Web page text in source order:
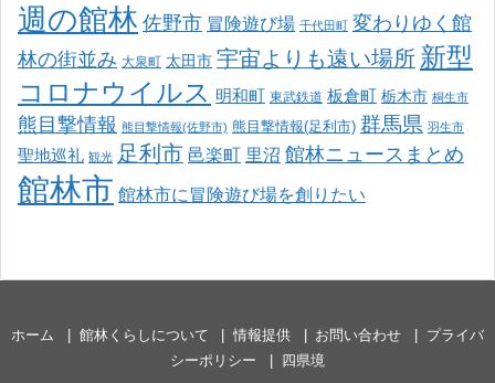
週の館林 佐野市 冒険遊び場 千代田町 変わりゆく館
林の街並み 大泉町 太田市 宇宙よりも遠い場所 新型
コロナウイルス 明和町 東武鉄道 板倉町 栃木市 桐生市
熊目撃情報 熊目撃情報(佐野市) 熊目撃情報(足利市) 群馬県 羽生市
聖地巡礼 観光 足利市 邑楽町 里沼 館林ニュースまとめ
館林市 館林市に冒険遊び場を創りたい
ホーム 館林くらしについて 情報提供 お問い合わせ
プライバ
シーポリシー
四県境